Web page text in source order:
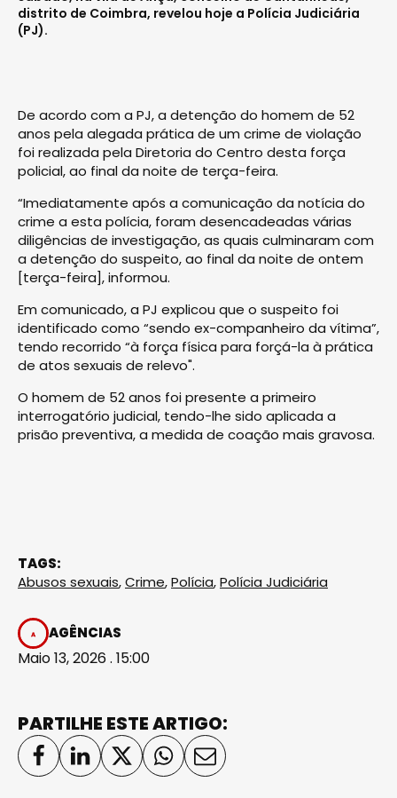
distrito de Coimbra, revelou hoje a Polícia Judiciária
(PJ).
De acordo com a PJ, a detenção do homem de 52
anos pela alegada prática de um crime de violação
foi realizada pela Diretoria do Centro desta força
policial, ao final da noite de terça-feira.
“Imediatamente após a comunicação da notícia do
crime a esta polícia, foram desencadeadas várias
diligências de investigação, as quais culminaram com
a detenção do suspeito, ao final da noite de ontem
[terça-feira], informou.
Em comunicado, a PJ explicou que o suspeito foi
identificado como “sendo ex-companheiro da vítima”,
tendo recorrido “à força física para forçá-la à prática
de atos sexuais de relevo".
O homem de 52 anos foi presente a primeiro
interrogatório judicial, tendo-lhe sido aplicada a
prisão preventiva, a medida de coação mais gravosa.
TAGS:
Abusos sexuais,Crime,Polícia,Polícia Judiciária
AGÊNCIAS
Maio 13, 2026 . 15:00
PARTILHE ESTE ARTIGO: